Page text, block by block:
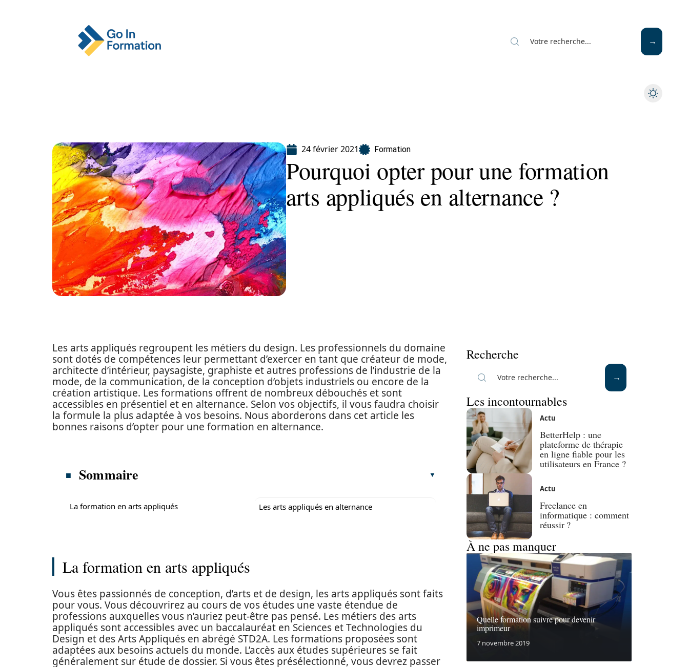
24 février 2021 Formation
Pourquoi opter pour une formation
arts appliqués en alternance ?
Les arts appliqués regroupent les métiers du design. Les professionnels du domaine
sont dotés de compétences leur permettant d’exercer en tant que créateur de mode,
architecte d’intérieur, paysagiste, graphiste et autres professions de l’industrie de la
mode, de la communication, de la conception d’objets industriels ou encore de la
création artistique. Les formations offrent de nombreux débouchés et sont
accessibles en présentiel et en alternance. Selon vos objectifs, il vous faudra choisir
la formule la plus adaptée à vos besoins. Nous aborderons dans cet article les
bonnes raisons d’opter pour une formation en alternance.
Sommaire
La formation en arts appliqués Les arts appliqués en alternance
La formation en arts appliqués
Vous êtes passionnés de conception, d’arts et de design, les arts appliqués sont faits
pour vous. Vous découvrirez au cours de vos études une vaste étendue de
professions auxquelles vous n’auriez peut-être pas pensé. Les métiers des arts
appliqués sont accessibles avec un baccalauréat en Sciences et Technologies du
Design et des Arts Appliqués en abrégé STD2A. Les formations proposées sont
adaptées aux besoins actuels du monde. L’accès aux études supérieures se fait
généralement sur étude de dossier. Si vous êtes présélectionné, vous devrez passer
Recherche
Les incontournables
Actu
BetterHelp : une
plateforme de thérapie
en ligne fiable pour les
utilisateurs en France ?
Actu
Freelance en
informatique : comment
réussir ?
À ne pas manquer
Quelle formation suivre pour devenir
imprimeur
7 novembre 2019